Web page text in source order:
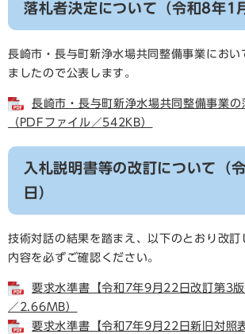
落札者決定について（令和8年1
長崎市・長与町新浄水場共同整備事業におい
ましたので公表します。
長崎市・長与町新浄水場共同整備事業の
（PDFファイル／542KB）
入札説明書等の改訂について（
日）
技術対話の結果を踏まえ、以下のとおり改訂
内容を必ずご確認ください。
要求水準書【令和7年9月22日改訂第3
／2.66MB）
要求水準書【令和7年9月22日新旧対照